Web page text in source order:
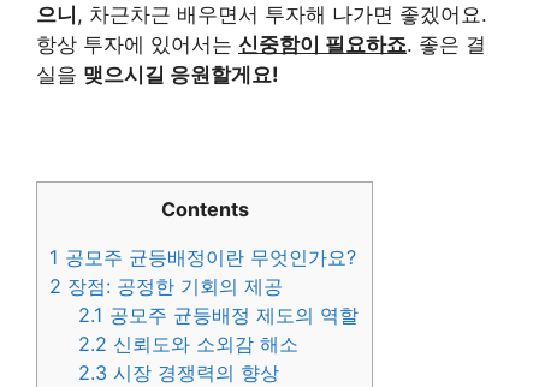
으니, 차근차근 배우면서 투자해 나가면 좋겠어요.
항상 투자에 있어서는 신중함이 필요하죠. 좋은 결
실을 맺으시길 응원할게요!
Contents
1 공모주 균등배정이란 무엇인가요?
2 장점: 공정한 기회의 제공
2.1 공모주 균등배정 제도의 역할
2.2 신뢰도와 소외감 해소
2.3 시장 경쟁력의 향상